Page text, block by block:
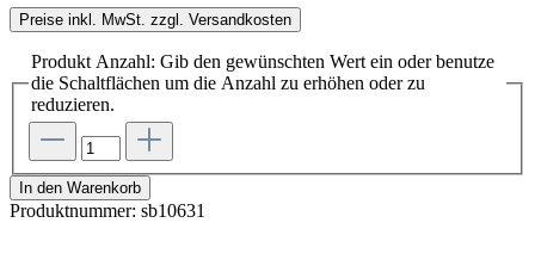
Preise inkl. MwSt. zzgl. Versandkosten
Produkt Anzahl: Gib den gewünschten Wert ein oder benutze
die Schaltflächen um die Anzahl zu erhöhen oder zu
reduzieren.
In den Warenkorb
Produktnummer: sb10631